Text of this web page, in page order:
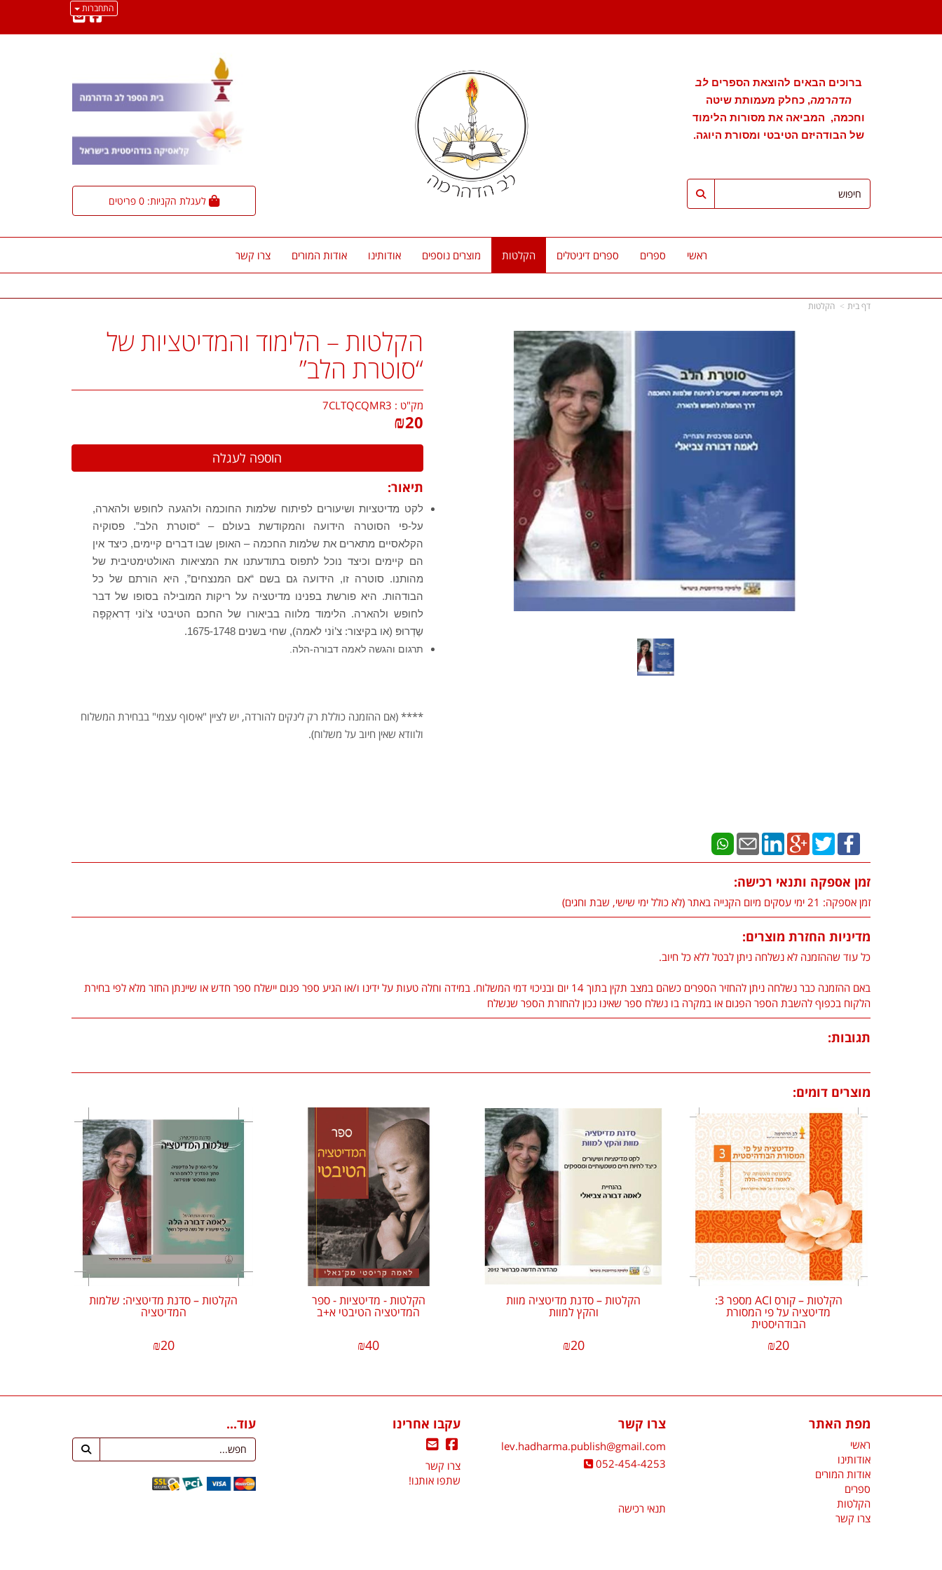
התחברות
ברוכים הבאים להוצאת הספרים לב
הדהרמה, כחלק מעמותת שיטה
וחכמה, המביאה את מסורות הלימוד
של הבודהיזם הטיבטי ומסורת היוגה.
0
ראשי ספרים ספרים דיגיטלים הקלטות מוצרים נוספים אודותינו אודות המורים צרו קשר
דף בית הקלטות
הקלטות – הלימוד והמדיטציות של
“סוטרת הלב”
מק"ט : 7CLTQCQMR3
₪20
תיאור:
לקט מדיטציות ושיעורים לפיתוח שלמות החוכמה ולהגעה לחופש ולהארה,
על-פי הסוטרה הידועה והמקודשת בעולם – “סוטרת הלב”. פסוקיה
הקלאסיים מתארים את שלמות החכמה – האופן שבו דברים קיימים, כיצד אין
הם קיימים וכיצד נוכל לתפוס בתודעתנו את המציאות האולטימטיבית של
מהותנו. סוטרה זו, הידועה גם בשם “אם המנצחים”, היא הורתם של כל
הבודהות. היא פורשת בפנינו מדיטציה על ריקות המובילה בסופו של דבר
לחופש ולהארה. הלימוד מלווה בביאורו של החכם הטיבטי צ’וֹני דְראקְפָּה
שֶדְרוּפּ (או בקיצור: צ’וֹני לאמה), שחי בשנים 1675-1748.
תרגום והגשהלאמה דבורה-הלה.
**** (אם ההזמנה כוללת רק לינקים להורדה, יש לציין "איסוף עצמי" בבחירת המשלוח
ולוודא שאין חיוב על משלוח).
זמן אספקה ותנאי רכישה:
זמן אספקה: 21 ימי עסקים מיום הקנייה באתר (לא כולל ימי שישי, שבת וחגים)
מדיניות החזרת מוצרים:
כל עוד שההזמנה לא נשלחה ניתן לבטל ללא כל חיוב.
באם ההזמנה כבר נשלחה ניתן להחזיר הספרים כשהם במצב תקין בתוך 14 יום ובניכוי דמי המשלוח. במידה וחלה טעות על ידינו ו/או הגיע ספר פגום יישלח ספר חדש או שיינתן החזר מלא לפי בחירת
הלקוח בכפוף להשבת הספר הפגום או במקרה בו נשלח ספר שאינו נכון להחזרת הספר שנשלח
תגובות:
מוצרים דומים:
הקלטות – קורס ACI מספר 3:
מדיטציה על פי המסורת
הבודהיסטית
₪20
הקלטות – סדנת מדיטציה מוות
והקץ למוות
₪20
הקלטות - מדיטציות - ספר
המדיטציה הטיבטי א+ב
₪40
הקלטות – סדנת מדיטציה: שלמות
המדיטציה
₪20
מפת האתר
ראשי
אודותינו
אודות המורים
ספרים
הקלטות
צרו קשר
צרו קשר
lev.hadharma.publish@gmail.com
052-454-4253
תנאי רכישה
עקבו אחרינו
צרו קשר
שתפו אותנו!
עוד...